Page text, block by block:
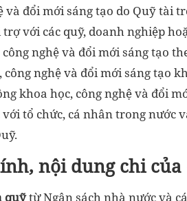
và đổi mới sáng tạo do Quỹ tài
với các quỹ, doanh nghiệp
nghệ và đổi mới sáng tạo
nghệ và đổi mới sáng tạo
khoa học, công nghệ và đổi
tổ chức, cá nhân trong nước
nội dung chi
quỹtừ Ngân sách nhà nước và